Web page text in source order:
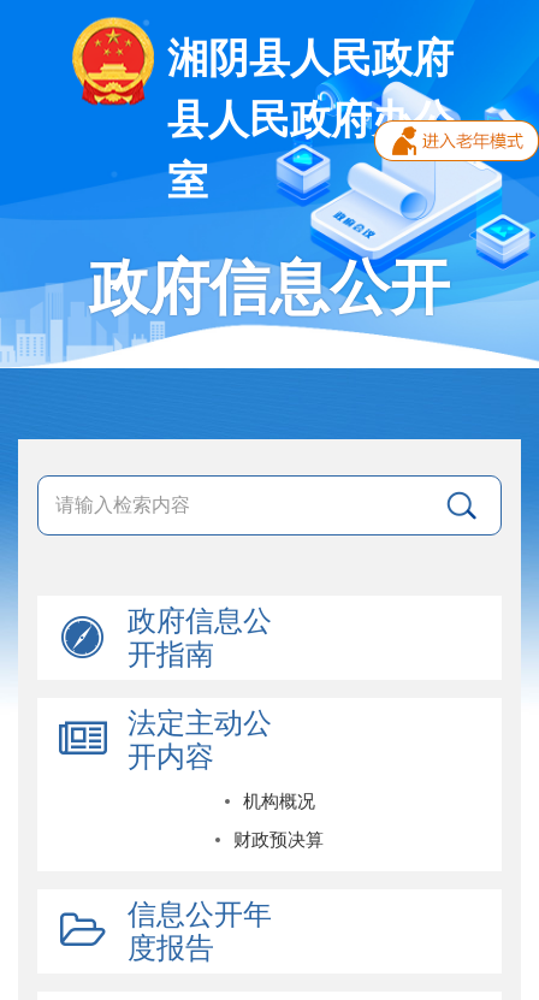
湘阴县人民政府
县人民政府办公
室
政府信息公开
政府信息公
开指南
法定主动公
开内容
机构概况
财政预决算
信息公开年
度报告